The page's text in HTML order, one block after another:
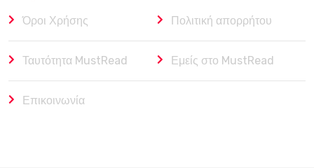
Όροι Χρήσης Πολιτική απορρήτου
Ταυτότητα MustRead Εμείς στο MustRead
Επικοινωνία